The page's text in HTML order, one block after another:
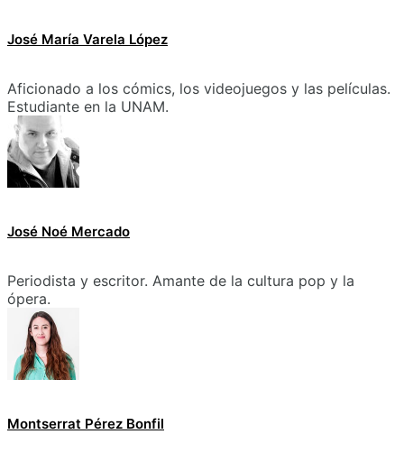
José María Varela López
Aficionado a los cómics, los videojuegos y las películas.
Estudiante en la UNAM.
José Noé Mercado
Periodista y escritor. Amante de la cultura pop y la
ópera.
Montserrat Pérez Bonfil